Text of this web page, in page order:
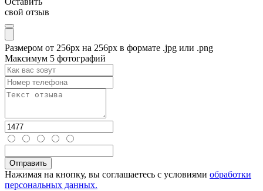
свой отзыв
Размером от 256px на 256px в формате .jpg или .png
Максимум 5 фотографий
Нажимая на кнопку, вы соглашаетесь с условиями обработки
персональных данных.